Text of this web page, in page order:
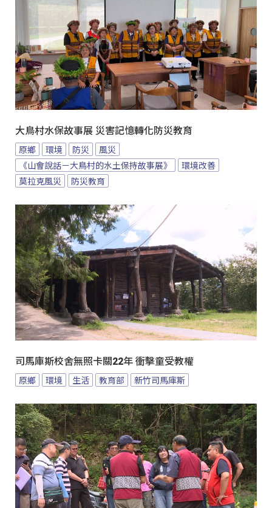
大鳥村水保故事展 災害記憶轉化防災教育
原鄉 環境 防災
風災
《山會說話－大鳥村的水土保持故事展》
環境改善
莫拉克風災
防災教育
司馬庫斯校舍無照卡關22年 衝擊童受教權
原鄉 環境 生活 教育部 新竹司馬庫斯